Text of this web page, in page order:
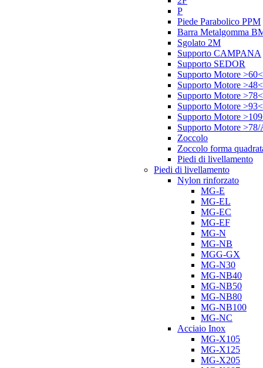
P
Piede Parabolico PPM
Barra Metalgomma
Sgolato 2M
Supporto CAMPANA
Supporto SEDOR
Supporto Motore >60<
Supporto Motore >48<
Supporto Motore >78<
Supporto Motore >93<
Supporto Motore
Supporto Motore
Zoccolo
Zoccolo forma
Piedi di livellamento
Piedi di livellamento
Nylon rinforzato
MG-E
MG-EL
MG-EC
MG-EF
MG-N
MG-NB
MGG-GX
MG-N30
MG-NB40
MG-NB50
MG-NB80
MG-NB100
MG-NC
Acciaio Inox
MG-X105
MG-X125
MG-X205